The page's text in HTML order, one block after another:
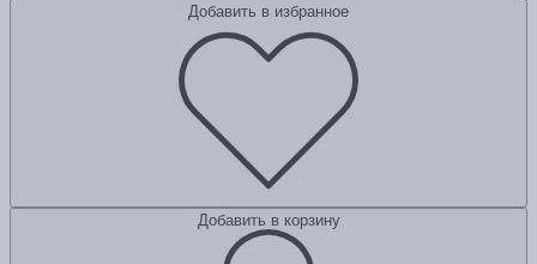
Добавить в избранное
Добавить в корзину